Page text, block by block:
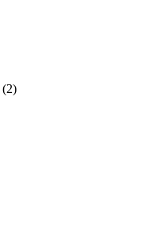
(2)